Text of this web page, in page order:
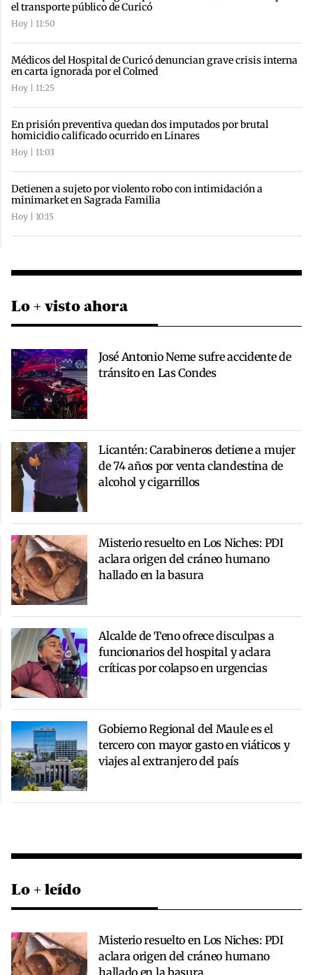
el transporte público de Curicó
Hoy | 11:50
Médicos del Hospital de Curicó denuncian grave crisis interna
en carta ignorada por el Colmed
Hoy | 11:25
En prisión preventiva quedan dos imputados por brutal
homicidio calificado ocurrido en Linares
Hoy | 11:03
Detienen a sujeto por violento robo con intimidación a
minimarket en Sagrada Familia
Hoy | 10:15
Lo + visto ahora
José Antonio Neme sufre accidente de
tránsito en Las Condes
Licantén: Carabineros detiene a mujer
de 74 años por venta clandestina de
alcohol y cigarrillos
Misterio resuelto en Los Niches: PDI
aclara origen del cráneo humano
hallado en la basura
Alcalde de Teno ofrece disculpas a
funcionarios del hospital y aclara
críticas por colapso en urgencias
Gobierno Regional del Maule es el
tercero con mayor gasto en viáticos y
viajes al extranjero del país
Lo + leído
Misterio resuelto en Los Niches: PDI
aclara origen del cráneo humano
hallado en la basura